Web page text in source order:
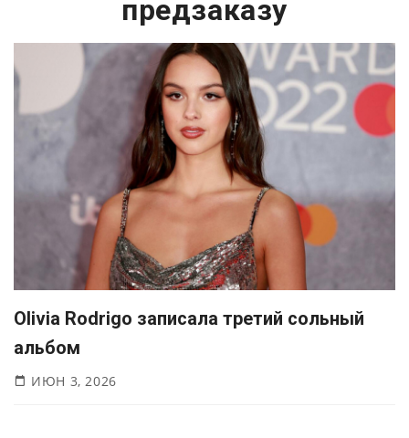
предзаказу
Olivia Rodrigo записала третий сольный
альбом
ИЮН 3, 2026